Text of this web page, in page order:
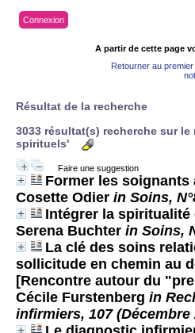
Connexion
A partir de cette page
Retourner au
Résultat de la recherche
3033 résultat(s) recherche sur le
spirituels'
Faire une suggestion
Former les soignants
Cosette Odier in Soins,
Intégrer la spiritualité
Serena Buchter in Soins,
La clé des soins
sollicitude en chemin au
[Rencontre autour du
Cécile Furstenberg in
infirmiers, 107 (Décembre